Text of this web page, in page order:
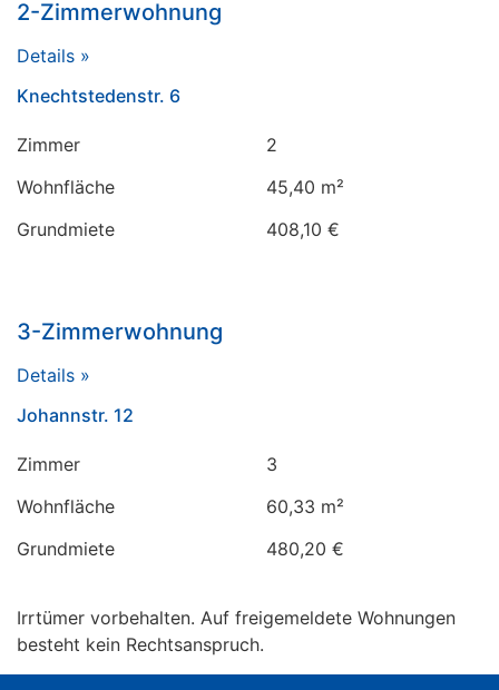
2-Zimmerwohnung
Details »
Knechtstedenstr. 6
Zimmer
2
Wohnfläche
45,40 m²
Grundmiete
408,10 €
3-Zimmerwohnung
Details »
Johannstr. 12
Zimmer
3
Wohnfläche
60,33 m²
Grundmiete
480,20 €
Irrtümer vorbehalten. Auf freigemeldete Wohnungen
besteht kein Rechtsanspruch.